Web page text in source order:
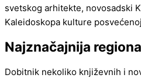
svetskog arhitekte, novosadski
Kaleidoskopa kulture
Najznačajnija
Dobitnik nekoliko književnih i